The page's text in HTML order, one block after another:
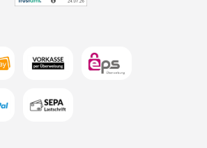
und Schnee. Dadurch muss das
häufig gewartet werden wie
Dachüberstände die Konstruktion
Witterungseinflüssen.
Holz
zusätzlich Dachschindeln benötigt.